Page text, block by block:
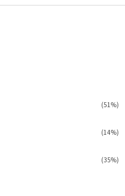
(51%)
(14%)
(35%)